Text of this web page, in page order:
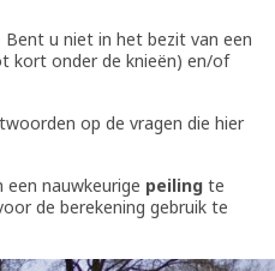
Bent u niet in het bezit van een
kort onder de knieën) en/of
op de vragen die hier
nauwkeurige peiling te
de berekening gebruik te